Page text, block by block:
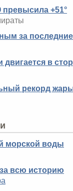
+51°
за последние
в
рекорд
морской воды
всю историю